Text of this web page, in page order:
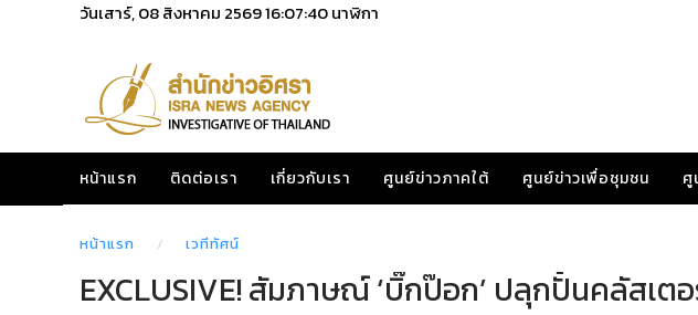
วันเสาร์, 08 สิงหาคม 256916:07:42นาฬิกา
หน้าแรก ติดต่อเรา เกี่ยวกับเรา ศูนย์ข่าวภาคใต้ ศูนย์ข่าวเพื่อชุมชน ศู
หน้าแรก เวทีทัศน์
EXCLUSIVE! สัมภาษณ์ ‘บิ๊กป๊อก’ ปลุกปั้นคลัสเต